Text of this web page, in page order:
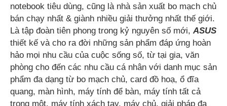
notebook tiêu dùng, cũng là nhà sản xuất bo mạch chủ
bán chạy nhất & giành nhiều giải thưởng nhất thế giới.
Là tập đoàn tiên phong trong kỷ nguyên số mới, ASUS
thiết kế và cho ra đời những sản phẩm đáp ứng hoàn
hảo mọi nhu cầu của cuộc sống số, từ tại gia, văn
phòng cho đến các nhu cầu cá nhân với danh mục sản
phẩm đa dạng từ bo mạch chủ, card đồ hoạ, ổ đĩa
quang, màn hình, máy tính để bàn, máy tính tất cả
trong một, máy tính xách tay, máy chủ, giải pháp đa